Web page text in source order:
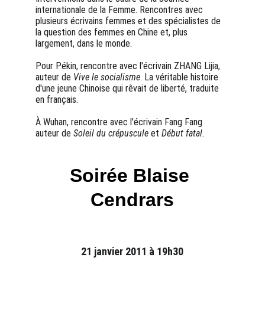
internationale de la Femme. Rencontres avec
plusieurs écrivains femmes et des spécialistes de
la question des femmes en Chine et, plus
largement, dans le monde.
Pour Pékin, rencontre avec l'écrivain ZHANG Lijia,
auteur de Vive le socialisme. La véritable histoire
d'une jeune Chinoise qui rêvait de liberté, traduite
en français.
À Wuhan, rencontre avec l'écrivain Fang Fang
auteur de Soleil du crépuscule et Début fatal.
Soirée Blaise
Cendrars
21 janvier 2011 à 19h30